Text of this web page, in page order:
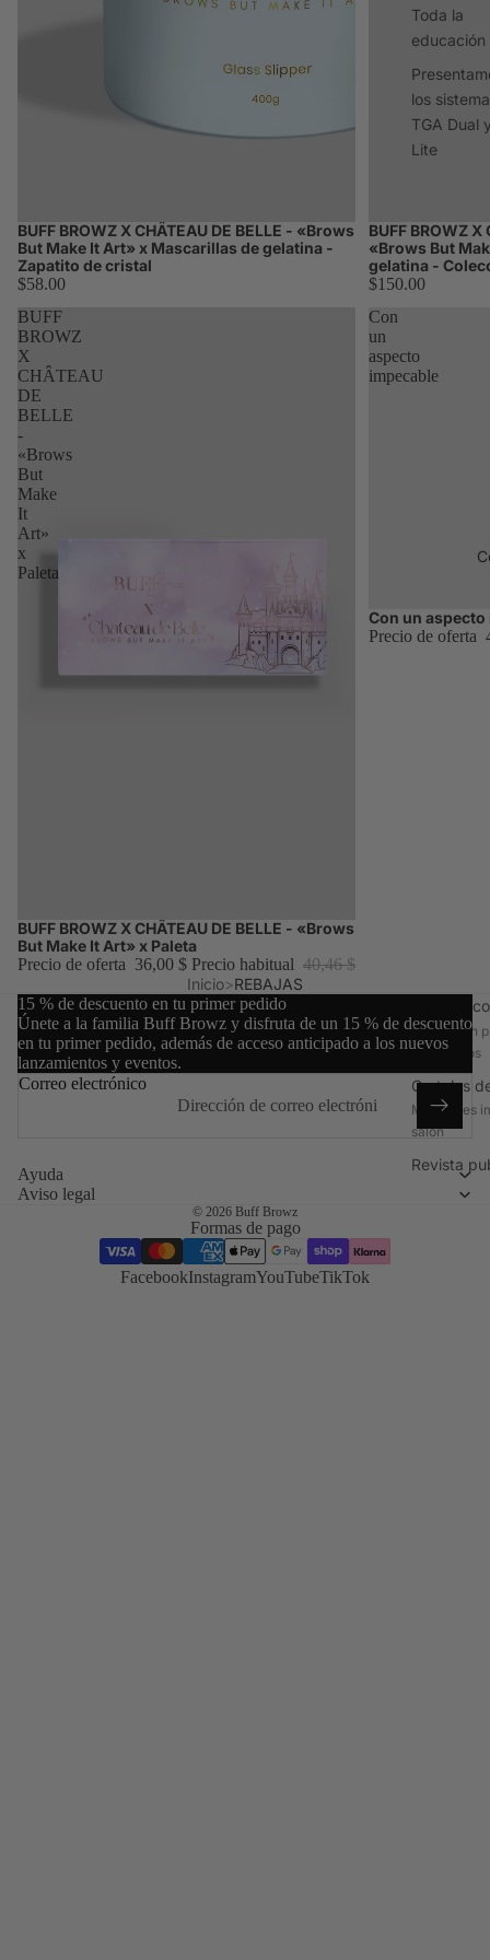
Toda la
educación
los
TGA Dual
Lite
Lite
Curso
es: TGA
Técnica
de tinte en
Tendencia y
técnica del
lifting de
pestañas
coreano
cisteamina
Compara
Eventos
Formación
encuentros
Carteles
Materiales
salón
Revista
Artículos
Avísame
BUFF BROWZ X CHÂTEAU DE BELLE - «Brows
But Make It Art» x Mascarillas de gelatina -
Zapatito de cristal
$58.00
Avísame
BUFF BROWZ X
«Brows But
gelatina -
$150.00
BUFF
BROWZ
X
CHÂTEAU
DE
BELLE
-
«Brows
But
Make
It
Art»
x
Paleta
Avísame
BUFF BROWZ X CHÂTEAU DE BELLE - «Brows
But Make It Art» x Paleta
Precio de oferta 36,00 $ Precio habitual 40,46 $
Con
un
aspecto
impecable
Avísame
Con un
Precio de oferta
Inicio REBAJAS
15 % de descuento en tu primer pedido
Únete a la familia Buff Browz y disfruta de un 15 % de descuento
en tu primer pedido, además de acceso anticipado a los nuevos
lanzamientos y eventos.
Correo electrónico
Ayuda
Aviso legal
© 2026 Buff Browz
Formas de pago
FacebookInstagramYouTubeTikTok